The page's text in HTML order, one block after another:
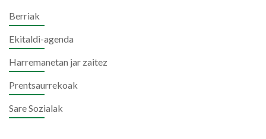
Berriak
Ekitaldi-agenda
Harremanetan jar zaitez
Prentsaurrekoak
Sare Sozialak